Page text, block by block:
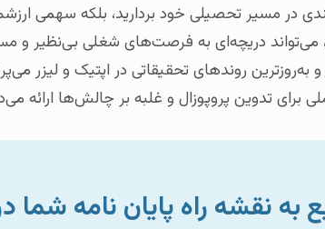
در مسیر تحصیلی خود بردارید، بلکه سهمی
می‌تواند دریچه‌ای به فرصت‌های شغلی بی‌نظیر و
روندهای تحقیقاتی در اپتیک و لیزر
برای تدوین پروپوزال و غلبه بر چالش‌ها ارائه
نقشه راه پایان نامه شما